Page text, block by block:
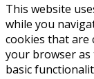
This website
while you
cookies that are
your browser
basic